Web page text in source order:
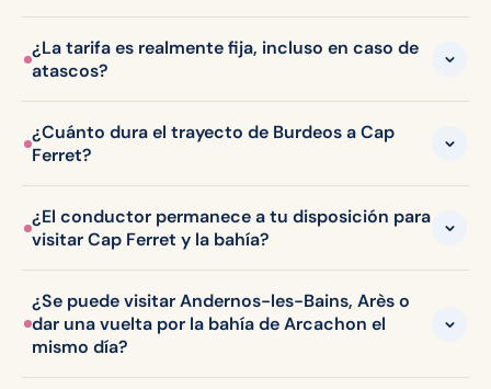
¿La tarifa es realmente fija, incluso en caso de
atascos?
¿Cuánto dura el trayecto de Burdeos a Cap
Ferret?
¿El conductor permanece a tu disposición para
visitar Cap Ferret y la bahía?
¿Se puede visitar Andernos-les-Bains, Arès o
dar una vuelta por la bahía de Arcachon el
mismo día?